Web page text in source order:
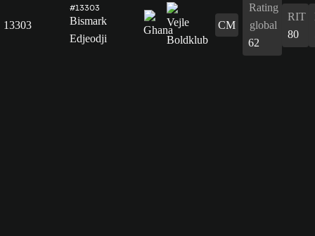
13303
#13303
Bismark
Edjeodji
CM
Rating
global
62
RIT
80